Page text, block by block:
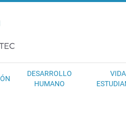
DESARROLLO
HUMANO
VIDA